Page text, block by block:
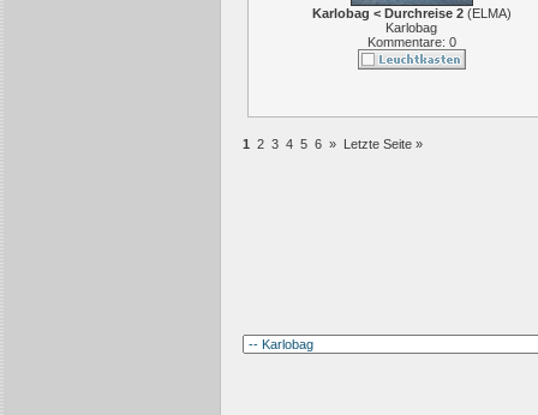
Karlobag < Durchreise 2(ELMA)
Karlobag
Kommentare: 0
1 2 3 4 5 6 » Letzte Seite »